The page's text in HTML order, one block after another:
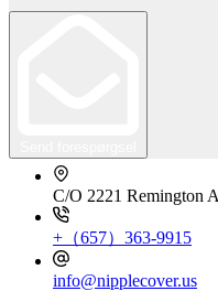
C/O 2221 Remington
+（657）363-9915
info@nipplecover.us